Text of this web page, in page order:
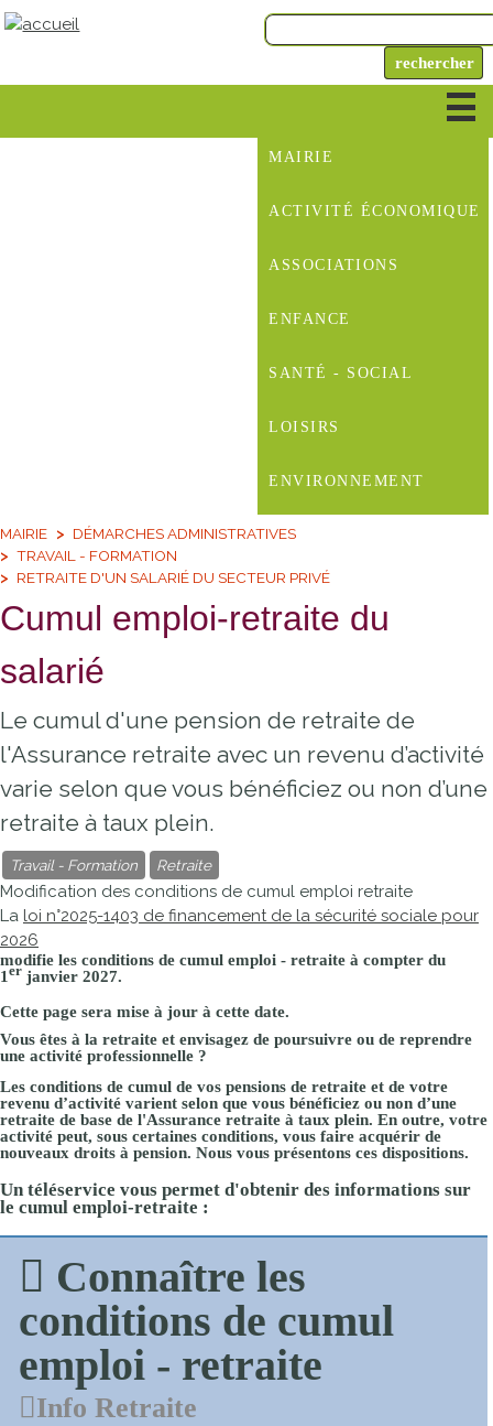
MAIRIE
ACTIVITÉ ÉCONOMIQUE
ASSOCIATIONS
ENFANCE
SANTÉ - SOCIAL
LOISIRS
ENVIRONNEMENT
MAIRIE
DÉMARCHES ADMINISTRATIVES
TRAVAIL - FORMATION
RETRAITE D'UN SALARIÉ DU SECTEUR PRIVÉ
Cumul emploi-retraite du
salarié
Le cumul d'une pension de retraite de
l'Assurance retraite avec un revenu d’activité
varie selon que vous bénéficiez ou non d’une
retraite à taux plein.
Travail - Formation Retraite
Modification des conditions de cumul emploi retraite
La loi n°2025-1403 de financement de la sécurité sociale pour
2026
modifie les conditions de cumul emploi - retraite à compter du
1 er janvier 2027.
Cette page sera mise à jour à cette date.
Vous êtes à la retraite et envisagez de poursuivre ou de reprendre
une activité professionnelle ?
Les conditions de cumul de vos pensions de retraite et de votre
revenu d’activité varient selon que vous bénéficiez ou non d’une
retraite de base de l'Assurance retraite à taux plein. En outre, votre
activité peut, sous certaines conditions, vous faire acquérir de
nouveaux droits à pension. Nous vous présentons ces dispositions.
Un téléservice vous permet d'obtenir des informations sur
le cumul emploi-retraite :
Connaître les
conditions de cumul
emploi - retraite
Info Retraite